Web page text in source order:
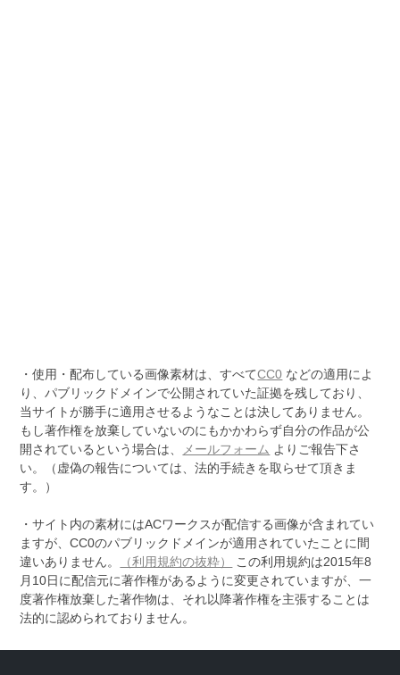
・使用・配布している画像素材は、すべてCC0 などの適用によ
り、パブリックドメインで公開されていた証拠を残しており、
当サイトが勝手に適用させるようなことは決してありません。
もし著作権を放棄していないのにもかかわらず自分の作品が公
開されているという場合は、
メールフォーム よりご報告下さ
い。（虚偽の報告については、法的手続きを取らせて頂きま
す。）
・サイト内の素材にはACワークスが配信する画像が含まれてい
ますが、CC0のパブリックドメインが適用されていたことに間
違いありません。
（利用規約の抜粋）
この利用規約は2015年8
月10日に配信元に著作権があるように変更されていますが、一
度著作権放棄した著作物は、それ以降著作権を主張することは
法的に認められておりません。